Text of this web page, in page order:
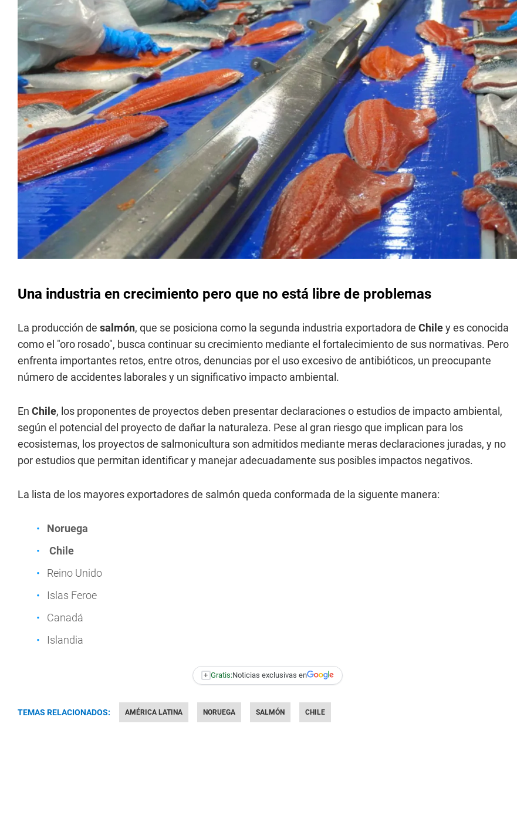
Una industria en crecimiento pero que no está libre de problemas
La producción de salmón, que se posiciona como la segunda industria exportadora de Chiley es conocida
como el "oro rosado", busca continuar su crecimiento mediante el fortalecimiento de sus normativas. Pero
enfrenta importantes retos, entre otros, denuncias por el uso excesivo de antibióticos, un preocupante
número de accidentes laborales y un significativo impacto ambiental.
En Chile, los proponentes de proyectos deben presentar declaraciones o estudios de impacto ambiental,
según el potencial del proyecto de dañar la naturaleza. Pese al gran riesgo que implican para los
ecosistemas, los proyectos de salmonicultura son admitidos mediante meras declaraciones juradas, y no
por estudios que permitan identificar y manejar adecuadamente sus posibles impactos negativos.
La lista de los mayores exportadores de salmón queda conformada de la siguente manera:
Noruega
Chile
Reino Unido
Islas Feroe
Canadá
Islandia
+ Gratis:Noticias exclusivas en
TEMAS RELACIONADOS: AMÉRICA LATINA NORUEGA SALMÓN CHILE